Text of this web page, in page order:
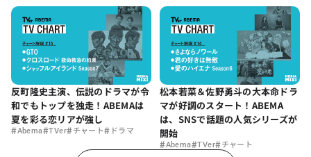
反町隆史主演、伝説のドラマが令
和でもトップを独走！ABEMAは
夏を彩る恋リアが強し
#Abema#TVer#チャート# ドラマ
松本若菜＆佐野勇斗の大本命ドラ
マが好調のスタート！ABEMA
は、SNSで話題の人気シリーズが
開始
#Abema#TVer#チャート